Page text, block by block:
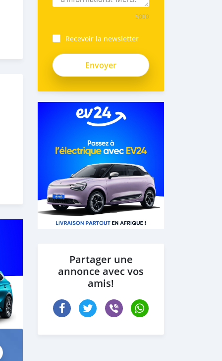
5000
Recevoir la newsletter
Partager une
annonce avec vos
amis!